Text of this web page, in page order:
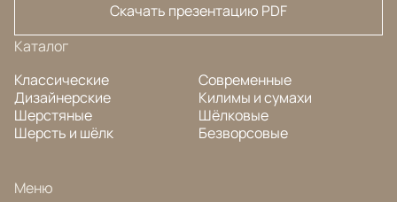
Скачать презентацию PDF
Каталог
Классические
Дизайнерские
Шерстяные
Шерсть и шёлк
Современные
Килимы и сумахи
Шёлковые
Безворсовые
Меню